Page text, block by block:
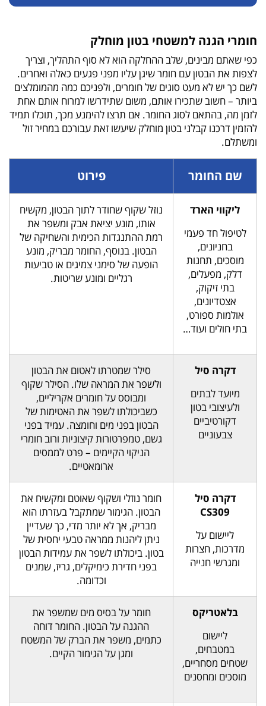
חומרי הגנה למשטחי בטון מוחלק
כפי שאתם מבינים, שלב ההחלקה הוא לא סוף התהליך, וצריך
לצפות את הבטון עם חומר שיגן עליו מפני פגעים כאלה ואחרים.
לשם כך יש לא מעט סוגים של חומרים, ולפניכם כמה מהמומלצים
ביותר – חשוב שתכירו אותם, משום שתידרשו למרוח אותם אחת
לזמן מה, בהתאם לסוג החומר. אם תרצו להימנע מכך, תוכלו תמיד
להזמין דרכנו קבלני בטון מוחלק שיעשו זאת עבורכם במחיר זול
ומשתלם.
שם החומר פירוט
ליקווי הארד
לטיפול חד פעמי
בחניונים,
מוסכים, תחנות
דלק, מפעלים,
בתי זיקוק,
אצטדיונים,
אולמות ספורט,
בתי חולים ועוד…
נוזל שקוף שחודר לתוך הבטון, מקשיח
אותו, מונע יציאת אבק ומשפר את
רמת ההתנגדות הכימית והשחיקה של
הבטון. בנוסף, החומר מבריק, מונע
הופעה של סימני צמיגים או טביעות
רגליים ומונע שריטות.
דקרה סיל
מיועד לבתים
ולעיצובי בטון
דקורטיביים
צבעוניים
סילר שמטרתו לאטום את הבטון
ולשפר את המראה שלו. הסילר שקוף
ומבוסס על חומרים אקריליים,
כשביכולתו לשפר את האטימות של
הבטון בפני מים וחומצה. עמיד בפני
גשם, טמפרטורות קיצוניות ורוב חומרי
הניקוי הקיימים – פרט לממסים
ארומאטיים.
דקרה סיל
CS309
ליישום על
מדרכות, חצרות
ומגרשי חנייה
חומר נוזלי ושקוף שאוטם ומקשיח את
הבטון. הגימור שמתקבל בעזרתו הוא
מבריק, אך לא יותר מדי, כך שעדיין
ניתן ליהנות ממראה טבעי יחסית של
בטון. ביכולתו לשפר את עמידות הבטון
בפני חדירת כימיקלים, גריז, שמנים
וכדומה.
בלאטריקס
ליישום
במטבחים,
שטחים מסחריים,
מוסכים ומחסנים
חומר על בסיס מים שמשפר את
ההגנה על הבטון. החומר דוחה
כתמים, משפר את הברק של המשטח
ומגן על הגימור הקיים.